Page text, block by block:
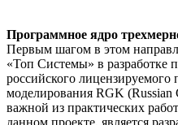
Программное ядро
Первым шагом в этом
«Топ Системы» в разработке
российского лицензируемого
моделирования RGK
важной из практических
данном проекте, является